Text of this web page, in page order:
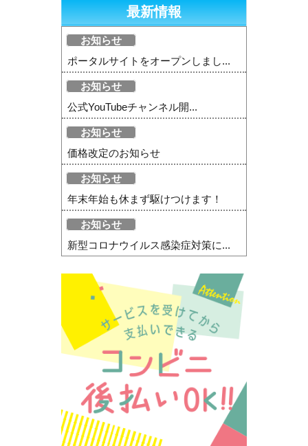
最新情報
お知らせ
ポータルサイトをオープンしまし...
お知らせ
公式YouTubeチャンネル開...
お知らせ
価格改定のお知らせ
お知らせ
年末年始も休まず駆けつけます！
お知らせ
新型コロナウイルス感染症対策に...